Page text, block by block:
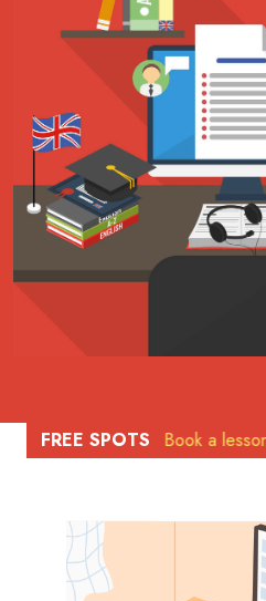
FREE SPOTS
Book a lesson now